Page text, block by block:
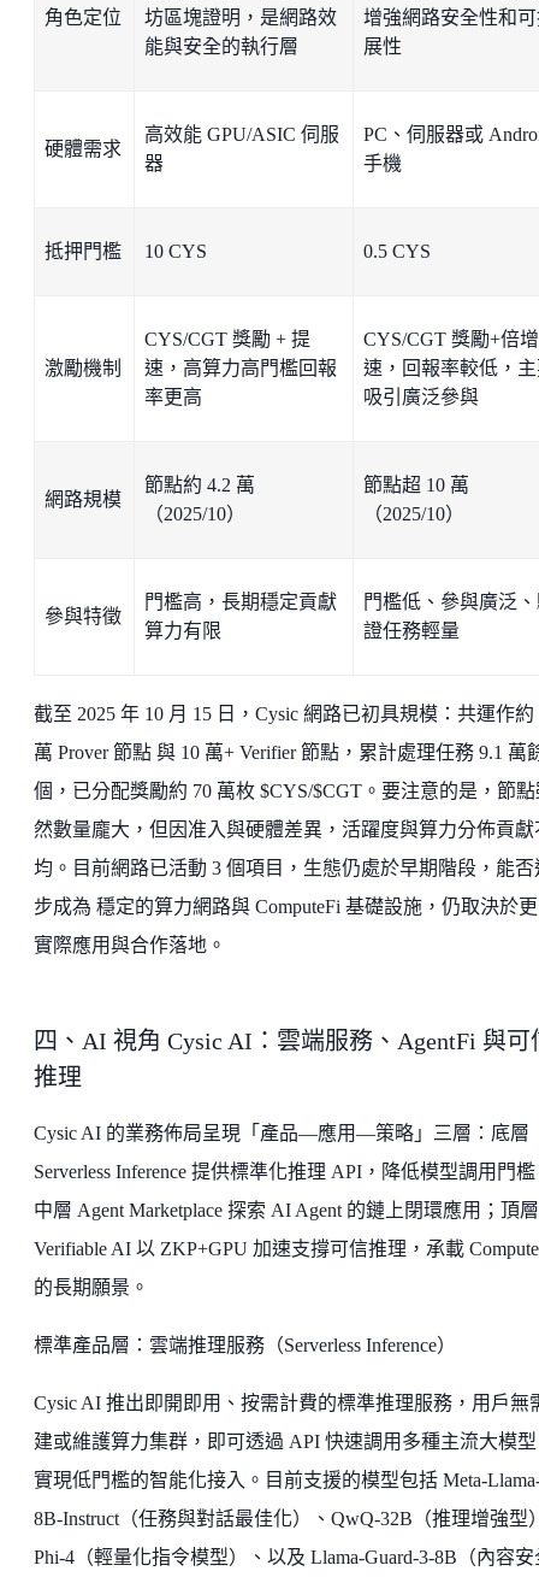
角色定位
坊區塊證明，是網路效
能與安全的執行層
增強網路安全性和
展性
硬體需求
高效能 GPU/ASIC 伺服
器
PC、伺服器或
手機
抵押門檻 10 CYS 0.5 CYS
激勵機制
CYS/CGT 獎勵 + 提
速，高算力高門檻回報
率更高
CYS/CGT 獎勵+倍
速，回報率較低，
吸引廣泛參與
網路規模
節點約 4.2 萬
（2025/10）
節點超 10 萬
（2025/10）
參與特徵
門檻高，長期穩定貢獻
算力有限
門檻低、參與廣泛
證任務輕量
截至 2025 年 10 月 15 日，Cysic 網路已初具規模：共運作約
萬 Prover 節點 與 10 萬+ Verifier 節點，累計處理任務 9.1 萬
個，已分配獎勵約 70 萬枚 $CYS/$CGT。要注意的是，節
然數量龐大，但因准入與硬體差異，活躍度與算力分佈貢獻
均。目前網路已活動 3 個項目，生態仍處於早期階段，能否
步成為 穩定的算力網路與 ComputeFi 基礎設施，仍取決於
實際應用與合作落地。
四、AI 視角 Cysic AI：雲端服務、AgentFi 與可
推理
Cysic AI 的業務佈局呈現「產品—應用—策略」三層：底層
Serverless Inference 提供標準化推理 API，降低模型調用門
中層 Agent Marketplace 探索 AI Agent 的鏈上閉環應用；頂層
Verifiable AI 以 ZKP+GPU 加速支撐可信推理，承載
的長期願景。
標準產品層：雲端推理服務（Serverless Inference）
Cysic AI 推出即開即用、按需計費的標準推理服務，用戶無
建或維護算力集群，即可透過 API 快速調用多種主流大模
實現低門檻的智能化接入。目前支援的模型包括 Meta-
8B-Instruct（任務與對話最佳化）、QwQ-32B（推理增強型
Phi-4（輕量化指令模型）、以及 Llama-Guard-3-8B（內容